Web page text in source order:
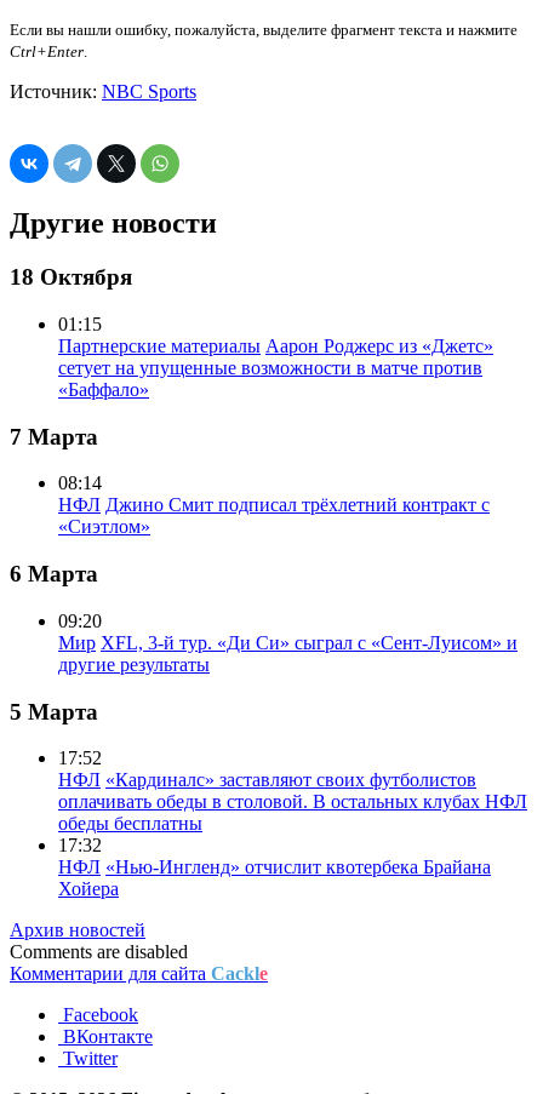
Если вы нашли ошибку, пожалуйста, выделите фрагмент текста и нажмите
Ctrl+Enter.
Источник: NBC Sports
Другие новости
18 Октября
01:15
Партнерские материалы Аарон Роджерс из «Джетс»
сетует на упущенные возможности в матче против
«Баффало»
7 Марта
08:14
НФЛ Джино Смит подписал трёхлетний контракт с
«Сиэтлом»
6 Марта
09:20
Мир XFL, 3-й тур. «Ди Си» сыграл с «Сент-Луисом» и
другие результаты
5 Марта
17:52
НФЛ «Кардиналс» заставляют своих футболистов
оплачивать обеды в столовой. В остальных клубах НФЛ
обеды бесплатны
17:32
НФЛ «Нью-Ингленд» отчислит квотербека Брайана
Хойера
Архив новостей
Comments are disabled
Комментарии для сайта Cackle
Facebook
ВКонтакте
Twitter